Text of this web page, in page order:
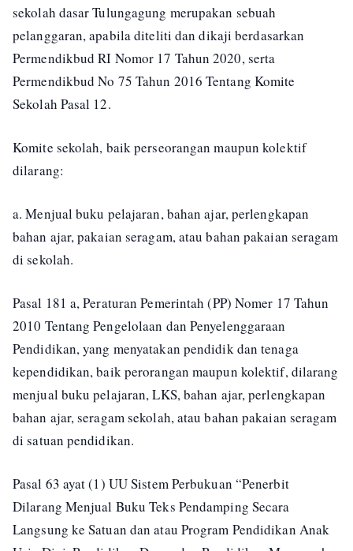
sekolah dasar Tulungagung merupakan sebuah
pelanggaran, apabila diteliti dan dikaji berdasarkan
Permendikbud RI Nomor 17 Tahun 2020, serta
Permendikbud No 75 Tahun 2016 Tentang Komite
Sekolah Pasal 12.
Komite sekolah, baik perseorangan maupun kolektif
dilarang:
a. Menjual buku pelajaran, bahan ajar, perlengkapan
bahan ajar, pakaian seragam, atau bahan pakaian seragam
di sekolah.
Pasal 181 a, Peraturan Pemerintah (PP) Nomer 17 Tahun
2010 Tentang Pengelolaan dan Penyelenggaraan
Pendidikan, yang menyatakan pendidik dan tenaga
kependidikan, baik perorangan maupun kolektif, dilarang
menjual buku pelajaran, LKS, bahan ajar, perlengkapan
bahan ajar, seragam sekolah, atau bahan pakaian seragam
di satuan pendidikan.
Pasal 63 ayat (1) UU Sistem Perbukuan “Penerbit
Dilarang Menjual Buku Teks Pendamping Secara
Langsung ke Satuan dan atau Program Pendidikan Anak